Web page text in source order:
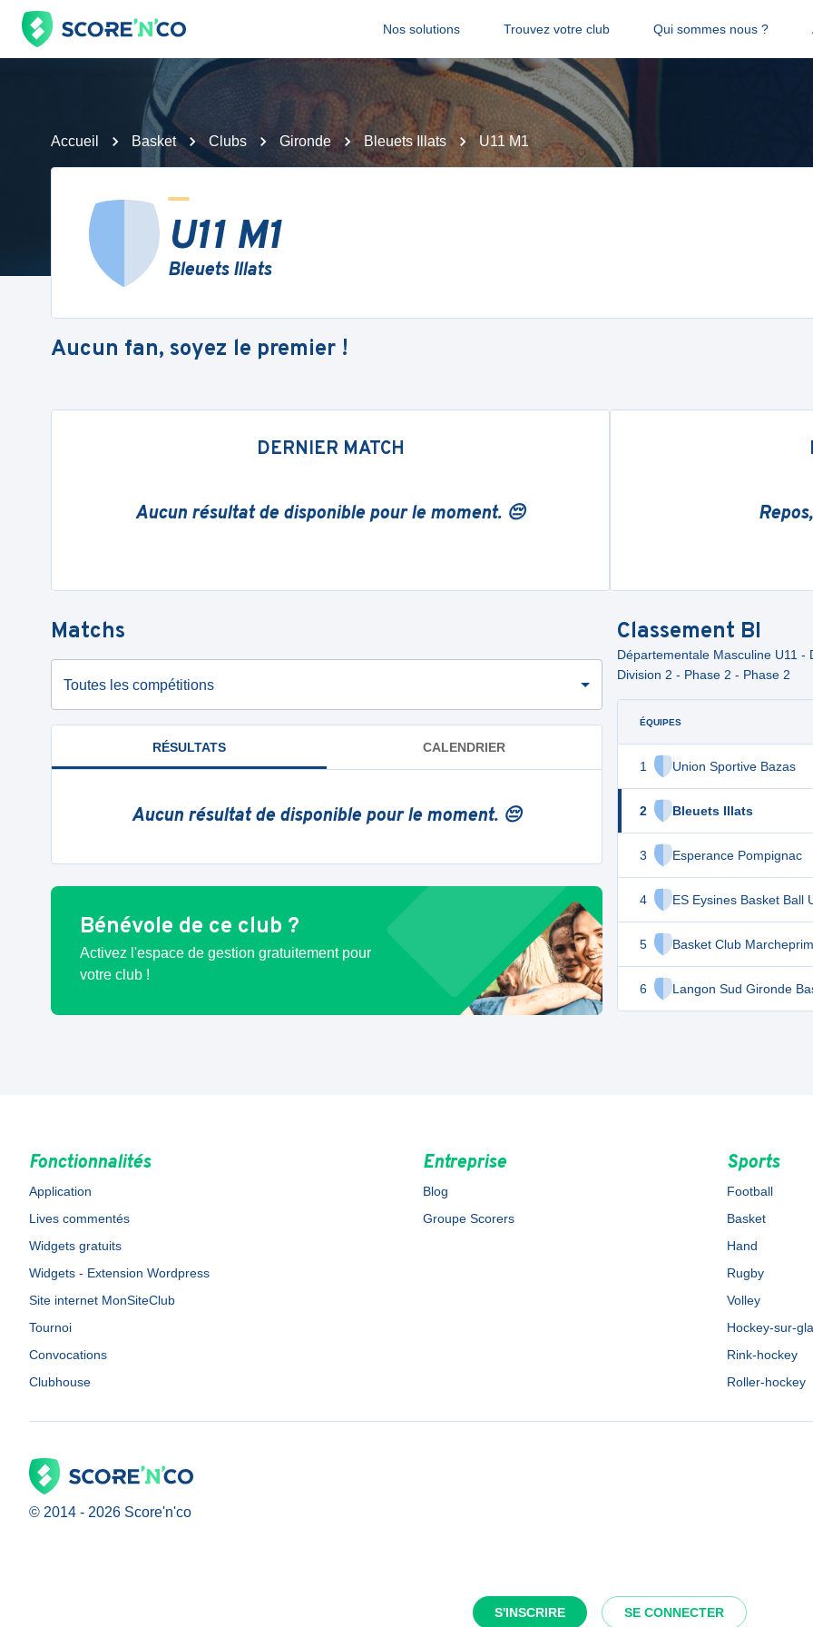
Nos solutions Trouvez votre club Qui sommes nous ?
S'INSCRIRE SE CONNECTER
Accueil Basket Clubs Gironde Bleuets Illats U11 M1
U11 M1
Bleuets Illats
Aucun fan, soyez le premier !
DERNIER MATCH
Aucun résultat de disponible pour le moment. 😔
Matchs
Toutes les compétitions
RÉSULTATS CALENDRIER
Aucun résultat de disponible pour le moment. 😔
Bénévole de ce club ?
Activez l'espace de gestion gratuitement pour
votre club !
Classement BI
Départementale Masculine U11 -
Division 2 - Phase 2 - Phase 2
ÉQUIPES
1 Union Sportive Bazas
2 Bleuets Illats
3 Esperance Pompignac
4 ES Eysines Basket Ball
5 Basket Club
6 Langon Sud Gironde
Fonctionnalités
Application
Lives commentés
Widgets gratuits
Widgets - Extension Wordpress
Site internet MonSiteClub
Tournoi
Convocations
Clubhouse
Entreprise
Blog
Groupe Scorers
Sports
Football
Basket
Hand
Rugby
Volley
Hockey-sur-
Rink-hockey
Roller-hockey
© 2014 - 2026 Score'n'co